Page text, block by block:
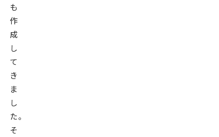
も
作
成
し
て
き
ま
し
た。
そ